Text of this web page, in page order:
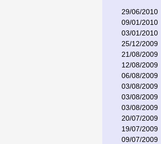
29/06/2010
09/01/2010
03/01/2010
25/12/2009
21/08/2009
12/08/2009
06/08/2009
03/08/2009
03/08/2009
03/08/2009
20/07/2009
19/07/2009
09/07/2009